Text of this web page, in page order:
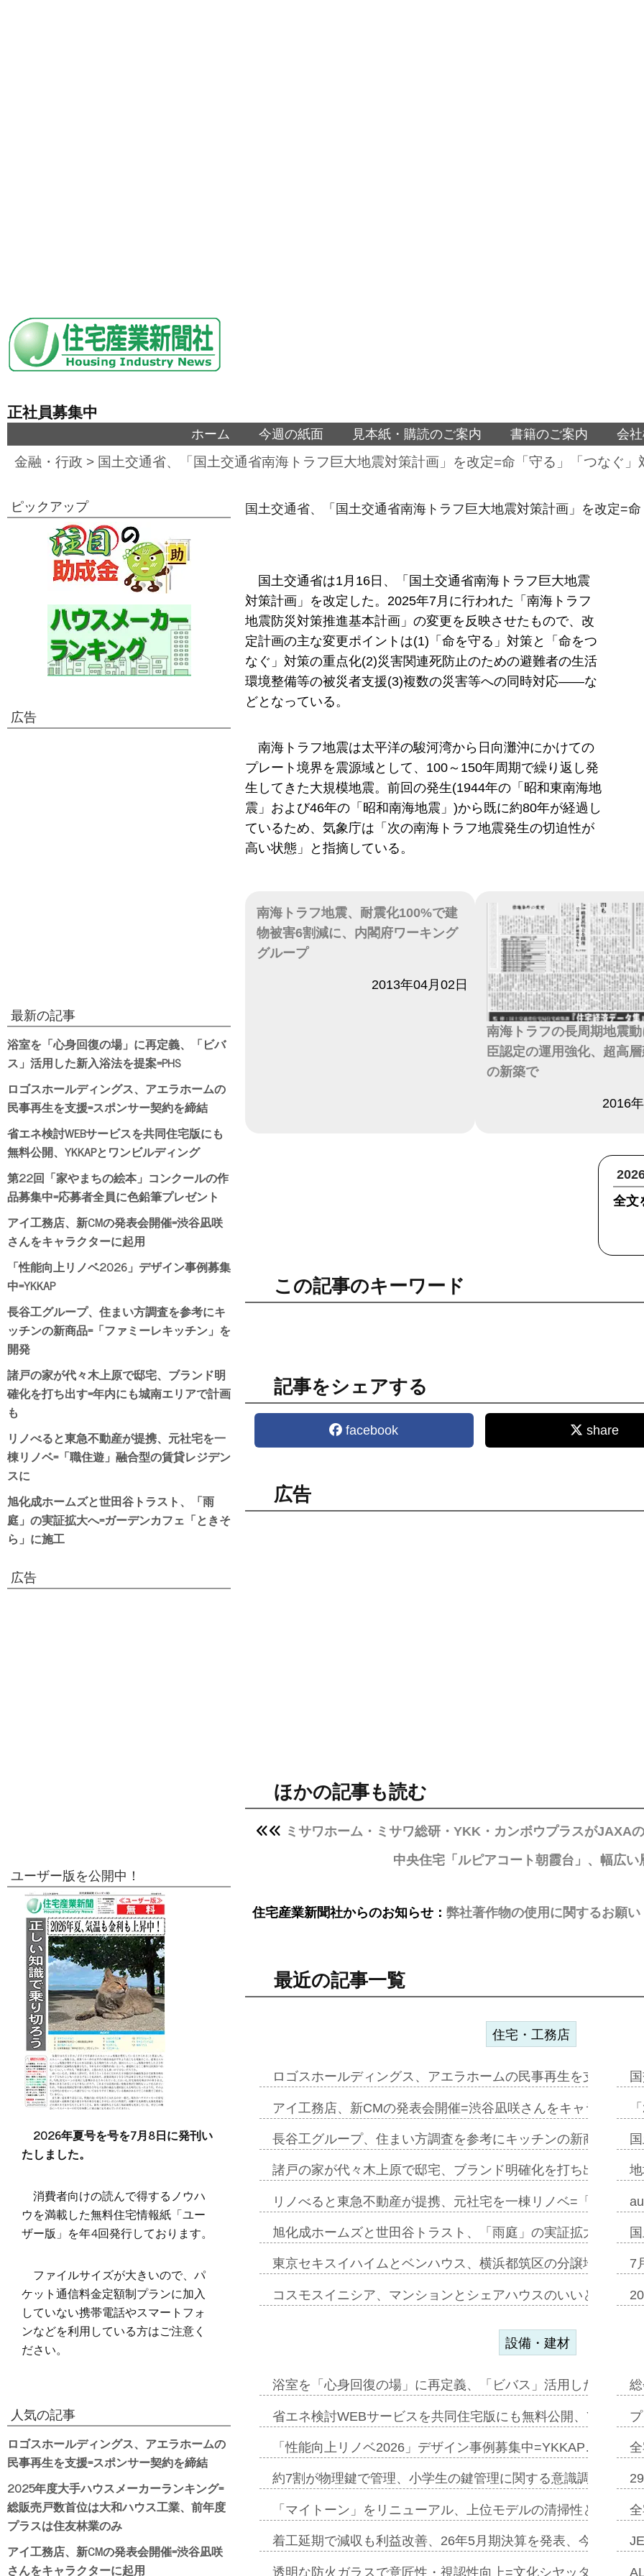
正社員募集中
ホーム 今週の紙面 見本紙・購読のご案内 書籍のご案内 会
金融・行政 > 国土交通省、「国土交通省南海トラフ巨大地震対策計画」を改定=命「守る」「つなぐ」
国土交通省、「国土交通省南海トラフ巨大地震対策計画」を改定=
国土交通省は1月16日、「国土交通省南海トラフ巨大地震
対策計画」を改定した。2025年7月に行われた「南海トラフ
地震防災対策推進基本計画」の変更を反映させたもので、改
定計画の主な変更ポイントは(1)「命を守る」対策と「命をつ
なぐ」対策の重点化(2)災害関連死防止のための避難者の生活
環境整備等の被災者支援(3)複数の災害等への同時対応――な
どとなっている。
南海トラフ地震は太平洋の駿河湾から日向灘沖にかけての
プレート境界を震源域として、100～150年周期で繰り返し発
生してきた大規模地震。前回の発生(1944年の「昭和東南海地
震」および46年の「昭和南海地震」)から既に約80年が経過し
ているため、気象庁は「次の南海トラフ地震発生の切迫性が
高い状態」と指摘している。
南海トラフ地震、耐震化100%で建
物被害6割減に、内閣府ワーキング
グループ
2013年04月02日
南海トラフの長周期地震
臣認定の運用強化、超高
の新築で
2016
全文
この記事のキーワード
記事をシェアする
facebook share
広告
ほかの記事も読む
ミサワホーム・ミサワ総研・YKK・カンボウプラスがJAXA
中央住宅「ルピアコート朝霞台」、幅広
住宅産業新聞社からのお知らせ： 弊社著作物の使用に関するお願い
最近の記事一覧
住宅・工務店
ロゴスホールディングス、アエラホームの民事再生を支援=ス
アイ工務店、新CMの発表会開催=渋谷凪咲さんをキャラクタ
長谷工グループ、住まい方調査を参考にキッチンの新商品=「
諸戸の家が代々木上原で邸宅、ブランド明確化を打ち出す=年
リノべると東急不動産が提携、元社宅を一棟リノベ=「職住遊
旭化成ホームズと世田谷トラスト、「雨庭」の実証拡大へ=ガ
東京セキスイハイムとベンハウス、横浜都筑区の分譲地開発で
コスモスイニシア、マンションとシェアハウスのいいとこどり
7
設備・建材
浴室を「心身回復の場」に再定義、「ビバス」活用した新入浴
省エネ検討WEBサービスを共同住宅版にも無料公開、YKKAP
「性能向上リノベ2026」デザイン事例募集中=YKKAP…
約7割が物理鍵で管理、小学生の鍵管理に関する意識調査
「マイトーン」をリニューアル、上位モデルの清掃性と安全
着工延期で減収も利益改善、26年5月期決算を発表、今期は増
透明な防火ガラスで意匠性・視認性向上=文化シヤッター…
ピックアップ
広告
最新の記事
浴室を「心身回復の場」に再定義、「ビバ
ス」活用した新入浴法を提案=PHS
ロゴスホールディングス、アエラホームの
民事再生を支援=スポンサー契約を締結
省エネ検討WEBサービスを共同住宅版にも
無料公開、YKKAPとワンビルディング
第22回「家やまちの絵本」コンクールの作
品募集中=応募者全員に色鉛筆プレゼント
アイ工務店、新CMの発表会開催=渋谷凪咲
さんをキャラクターに起用
「性能向上リノベ2026」デザイン事例募集
中=YKKAP
長谷工グループ、住まい方調査を参考にキ
ッチンの新商品=「ファミーレキッチン」を
開発
諸戸の家が代々木上原で邸宅、ブランド明
確化を打ち出す=年内にも城南エリアで計画
も
リノべると東急不動産が提携、元社宅を一
棟リノベ=「職住遊」融合型の賃貸レジデン
スに
旭化成ホームズと世田谷トラスト、「雨
庭」の実証拡大へ=ガーデンカフェ「ときそ
ら」に施工
広告
ユーザー版を公開中！
2026年夏号を号を7月8日に発刊い
たしました。
消費者向けの読んで得するノウハ
ウを満載した無料住宅情報紙「ユー
ザー版」を年4回発行しております。
ファイルサイズが大きいので、パ
ケット通信料金定額制プランに加入
していない携帯電話やスマートフォ
ンなどを利用している方はご注意く
ださい。
人気の記事
ロゴスホールディングス、アエラホームの
民事再生を支援=スポンサー契約を締結
2025年度大手ハウスメーカーランキング=
総販売戸数首位は大和ハウス工業、前年度
プラスは住友林業のみ
アイ工務店、新CMの発表会開催=渋谷凪咲
さんをキャラクターに起用